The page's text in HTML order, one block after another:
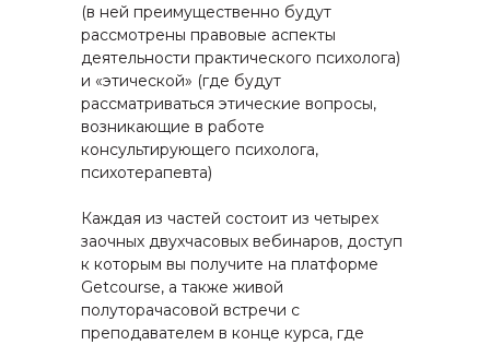
(в ней преимущественно будут
рассмотрены правовые аспекты
деятельности практического психолога)
и «этической» (где будут
рассматриваться этические вопросы,
возникающие в работе
консультирующего психолога,
психотерапевта)
Каждая из частей состоит из четырех
заочных двухчасовых вебинаров, доступ
к которым вы получите на платформе
Getcourse, а также живой
полуторачасовой встречи с
преподавателем в конце курса, где